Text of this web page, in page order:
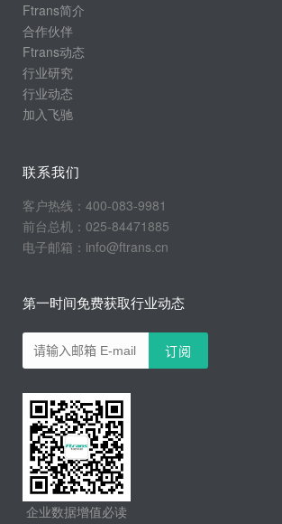
Ftrans简介
合作伙伴
Ftrans动态
行业研究
行业动态
加入飞驰
联系我们
客户热线：400-083-9981
前台总机：025-84471885
电子邮箱：info@ftrans.cn
第一时间免费获取行业动态
企业数据增值必读